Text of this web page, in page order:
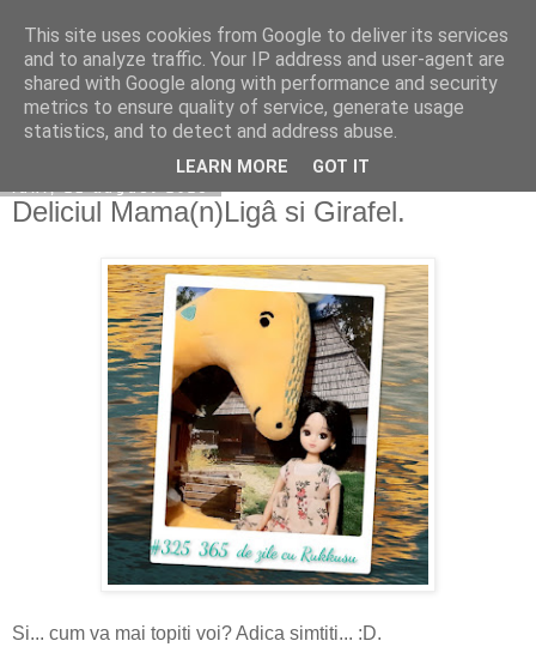
Copilarim
Deliciul Mama(n)Ligâ si Girafel.
Si... cum va mai topiti voi? Adica simtiti... :D.
This site uses cookies from Google to deliver its services
and to analyze traffic. Your IP address and user-agent are
shared with Google along with performance and security
metrics to ensure quality of service, generate usage
statistics, and to detect and address abuse.
LEARN MORE GOT IT